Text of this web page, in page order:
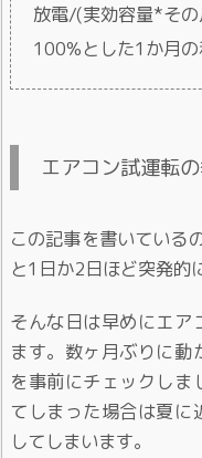
放電/(実効容量*そ
100%とした1か月の
エアコン試運転
この記事を書いている
と1日か2日ほど突発的
そんな日は早めにエア
ます。数ヶ月ぶりに
を事前にチェックしま
てしまった場合は夏に
してしまいます。